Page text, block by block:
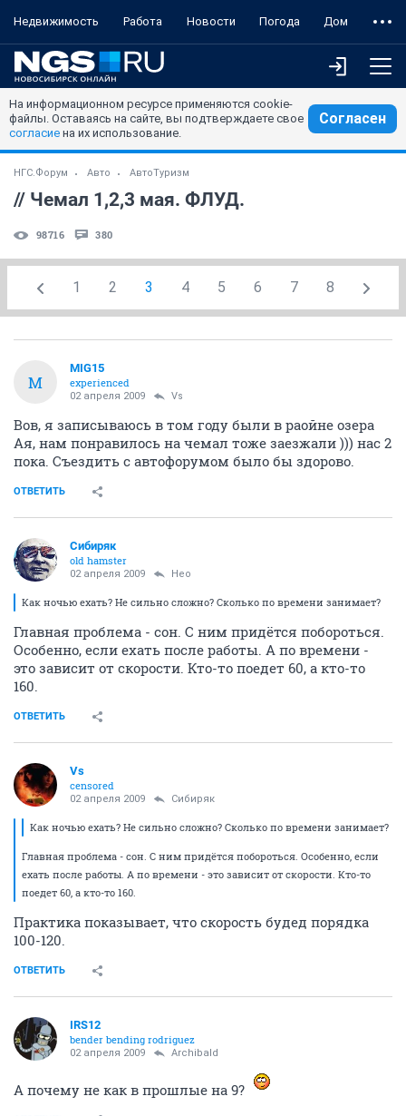
Недвижимость Работа Новости Погода Дом
На информационном ресурсе применяются cookie-
файлы. Оставаясь на сайте, вы подтверждаете свое
согласие на их использование.
Согласен
НГС.Форум Авто АвтоТуризм
// Чемал 1,2,3 мая. ФЛУД.
98716 380
1 2 3 4 5 6 7 8
M
MIG15
experienced
02 апреля 2009 Vs
Вов, я записываюсь в том году были в раойне озера
Ая, нам понравилось на чемал тоже заезжали ))) нас 2
пока. Съездить с автофорумом было бы здорово.
ОТВЕТИТЬ
Сибиряк
old hamster
02 апреля 2009 Heo
Как ночью ехать? Не сильно сложно? Сколько по времени занимает?
Главная проблема - сон. С ним придётся побороться.
Особенно, если ехать после работы. А по времени -
это зависит от скорости. Кто-то поедет 60, а кто-то
160.
ОТВЕТИТЬ
Vs
censored
02 апреля 2009 Сибиряк
Как ночью ехать? Не сильно сложно? Сколько по времени занимает?
Главная проблема - сон. С ним придётся побороться. Особенно, если
ехать после работы. А по времени - это зависит от скорости. Кто-то
поедет 60, а кто-то 160.
Практика показывает, что скорость будед порядка
100-120.
ОТВЕТИТЬ
IRS12
bender bending rodriguez
02 апреля 2009 Archibald
А почему не как в прошлые на 9?